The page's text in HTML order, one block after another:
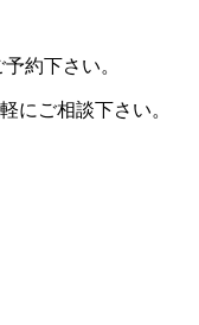
約下さい。
にご相談下さい。